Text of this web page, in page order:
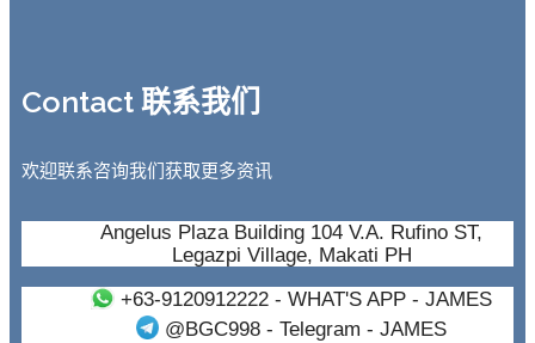
Contact 联系我们
欢迎联系咨询我们获取更多资讯
Angelus Plaza Building 104 V.A. Rufino ST,
Legazpi Village, Makati PH
+63-9120912222- WHAT'S APP - JAMES
@BGC998 - Telegram - JAMES